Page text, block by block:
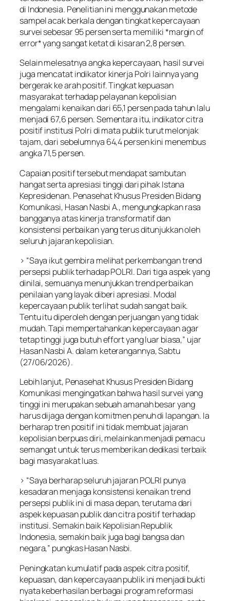
di Indonesia. Penelitian ini menggunakan metode
sampel acak berkala dengan tingkat kepercayaan
survei sebesar 95 persen serta memiliki *margin of
error* yang sangat ketat di kisaran 2,8 persen.
Selain melesatnya angka kepercayaan, hasil survei
juga mencatat indikator kinerja Polri lainnya yang
bergerak ke arah positif. Tingkat kepuasan
masyarakat terhadap pelayanan kepolisian
mengalami kenaikan dari 65,1 persen pada tahun lalu
menjadi 67,6 persen. Sementara itu, indikator citra
positif institusi Polri di mata publik turut melonjak
tajam, dari sebelumnya 64,4 persen kini menembus
angka 71,5 persen.
Capaian positif tersebut mendapat sambutan
hangat serta apresiasi tinggi dari pihak Istana
Kepresidenan. Penasehat Khusus Presiden Bidang
Komunikasi, Hasan Nasbi A., mengungkapkan rasa
bangganya atas kinerja transformatif dan
konsistensi perbaikan yang terus ditunjukkan oleh
seluruh jajaran kepolisian.
> “Saya ikut gembira melihat perkembangan trend
persepsi publik terhadap POLRI. Dari tiga aspek yang
dinilai, semuanya menunjukkan trend perbaikan
penilaian yang layak diberi apresiasi. Modal
kepercayaan publik terlihat sudah sangat baik.
Tentu itu diperoleh dengan perjuangan yang tidak
mudah. Tapi mempertahankan kepercayaan agar
tetap tinggi juga butuh effort yang luar biasa,” ujar
Hasan Nasbi A. dalam keterangannya, Sabtu
(27/06/2026).
Lebih lanjut, Penasehat Khusus Presiden Bidang
Komunikasi mengingatkan bahwa hasil survei yang
tinggi ini merupakan sebuah amanah besar yang
harus dijaga dengan komitmen penuh di lapangan. Ia
berharap tren positif ini tidak membuat jajaran
kepolisian berpuas diri, melainkan menjadi pemacu
semangat untuk terus memberikan dedikasi terbaik
bagi masyarakat luas.
> “Saya berharap seluruh jajaran POLRI punya
kesadaran menjaga konsistensi kenaikan trend
persepsi publik ini di masa depan, terutama dari
aspek kepuasan publik dan citra positif terhadap
institusi. Semakin baik Kepolisian Republik
Indonesia, semakin baik juga bagi bangsa dan
negara,” pungkas Hasan Nasbi.
Peningkatan kumulatif pada aspek citra positif,
kepuasan, dan kepercayaan publik ini menjadi bukti
nyata keberhasilan berbagai program reformasi